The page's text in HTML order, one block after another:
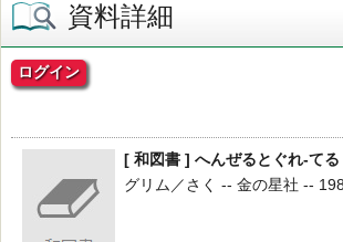
資料詳細
ログイン
[ 和図書 ] へんぜるとぐれ-て
グリム／さく -- 金の星社 --